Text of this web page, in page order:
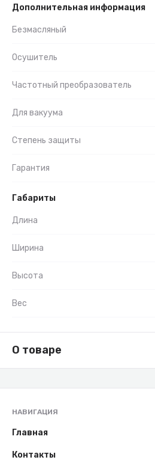
Дополнительная информация
Безмасляный
Осушитель
Частотный преобразователь
Для вакуума
Степень защиты
Гарантия
Габариты
Длина
Ширина
Высота
Вес
О товаре
НАВИГАЦИЯ
Главная
Контакты